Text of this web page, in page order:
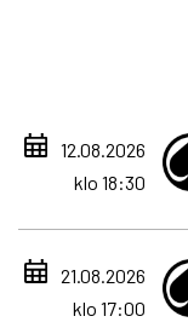
12.08.2026
klo 18:30
21.08.2026
klo 17:00